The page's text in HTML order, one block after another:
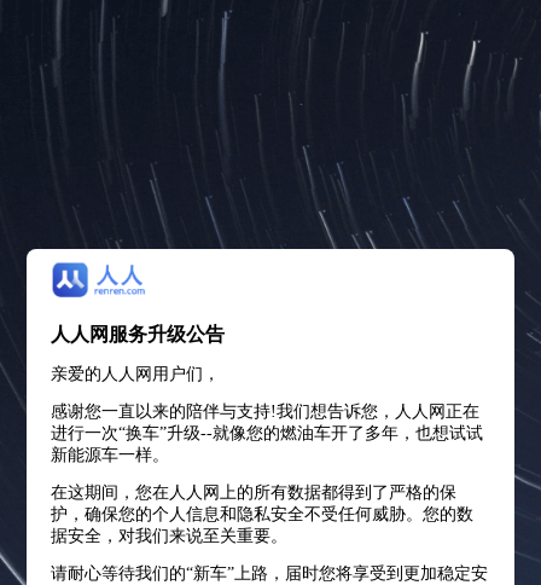
人人网服务升级公告
亲爱的人人网用户们，
感谢您一直以来的陪伴与支持!我们想告诉您，人人网正在
进行一次“换车”升级--就像您的燃油车开了多年，也想试试
新能源车一样。
在这期间，您在人人网上的所有数据都得到了严格的保
护，确保您的个人信息和隐私安全不受任何威胁。您的数
据安全，对我们来说至关重要。
请耐心等待我们的“新车”上路，届时您将享受到更加稳定安